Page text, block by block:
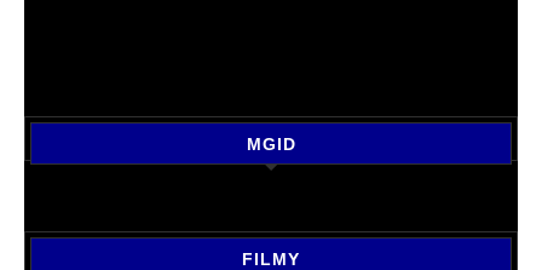
MGID
FILMY